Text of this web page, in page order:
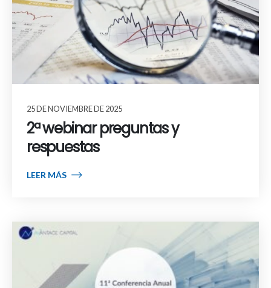
25 DE NOVIEMBRE DE 2025
2ª webinar preguntas y
respuestas
LEER MÁS